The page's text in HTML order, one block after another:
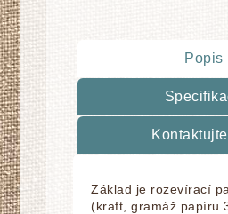
Popis
Základ je rozevírací
(kraft, gramáž papíru